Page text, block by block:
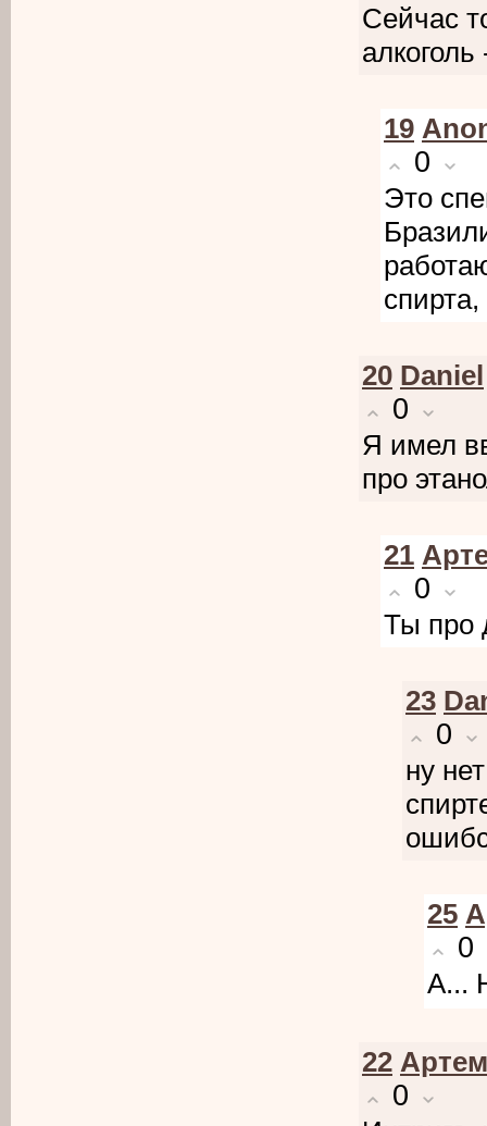
Сейчас
19
0
Это
20 Daniel
0
Я имел
про
21
0
Ты про
23
0
ну
25
0
А...
22
0